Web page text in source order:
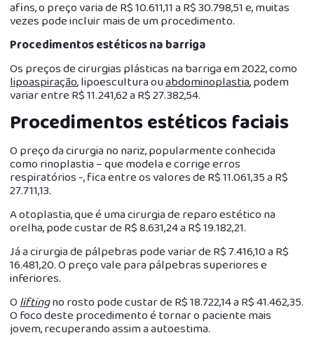
afins, o preço varia de R$ 10.611,11 a R$ 30.798,51 e, muitas
vezes pode incluir mais de um procedimento.
Procedimentos estéticos na barriga
Os preços de cirurgias plásticas na barriga em 2022, como
lipoaspiração, lipoescultura ouabdominoplastia, podem
variar entre R$ 11.241,62 a R$ 27.382,54.
Procedimentos estéticos faciais
O preço da cirurgia no nariz, popularmente conhecida
como rinoplastia – que modela e corrige erros
respiratórios -, fica entre os valores de R$ 11.061,35 a R$
27.711,13.
A otoplastia, que é uma cirurgia de reparo estético na
orelha, pode custar de R$ 8.631,24 a R$ 19.182,21.
Já a cirurgia de pálpebras pode variar de R$ 7.416,10 a R$
16.481,20. O preço vale para pálpebras superiores e
inferiores.
Oliftingno rosto pode custar de R$ 18.722,14 a R$ 41.462,35.
O foco deste procedimento é tornar o paciente mais
jovem, recuperando assim a autoestima.